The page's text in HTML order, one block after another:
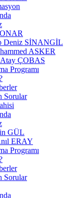
Deniz SİNANGİL
ASKER
ÇOBAS
Programı
Sorular
GÜL
ERAY
Programı
Sorular